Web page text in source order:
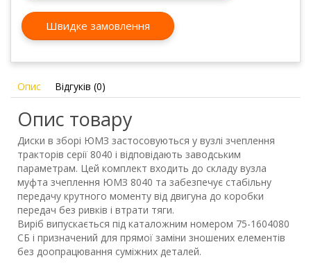
Швидке замовлення
Опис Відгуків (0)
Опис товару
Диски в зборі ЮМЗ застосовуються у вузлі зчеплення
тракторів серії 8040 і відповідають заводським
параметрам. Цей комплект входить до складу вузла
муфта зчеплення ЮМЗ 8040 та забезпечує стабільну
передачу крутного моменту від двигуна до коробки
передач без ривків і втрати тяги.
Виріб випускається під каталожним номером 75-1604080
СБ і призначений для прямої заміни зношених елементів
без доопрацювання суміжних деталей.